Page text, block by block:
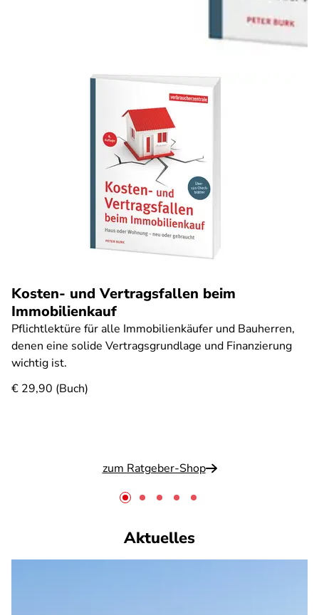
Kosten- und Vertragsfallen beim
Immobilienkauf
Pflichtlektüre für alle Immobilienkäufer und Bauherren,
denen eine solide Vertragsgrundlage und Finanzierung
wichtig ist.
€ 29,90 (Buch)
zum Ratgeber-Shop
Aktuelles